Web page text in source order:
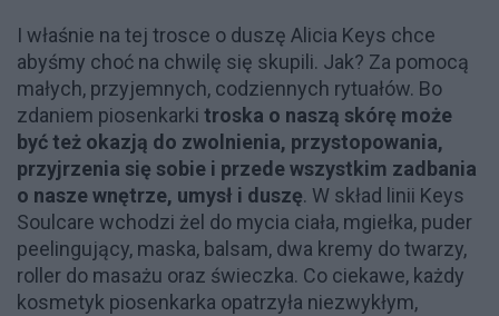
I właśnie na tej trosce o duszę Alicia Keys chce
abyśmy choć na chwilę się skupili. Jak? Za pomocą
małych, przyjemnych, codziennych rytuałów. Bo
zdaniem piosenkarki troska o naszą skórę może
być też okazją do zwolnienia, przystopowania,
przyjrzenia się sobie i przede wszystkim zadbania
o nasze wnętrze, umysł i duszę. W skład linii Keys
Soulcare wchodzi żel do mycia ciała, mgiełka, puder
peelingujący, maska, balsam, dwa kremy do twarzy,
roller do masażu oraz świeczka. Co ciekawe, każdy
kosmetyk piosenkarka opatrzyła niezwykłym,